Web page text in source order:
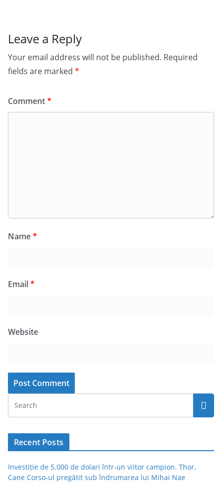
Leave a Reply
Your email address will not be published. Required
fields are marked *
Comment*
Name*
Email*
Website
Recent Posts
Investiție de 5.000 de dolari într-un viitor campion. Thor,
Cane Corso-ul pregătit sub îndrumarea lui Mihai Nae